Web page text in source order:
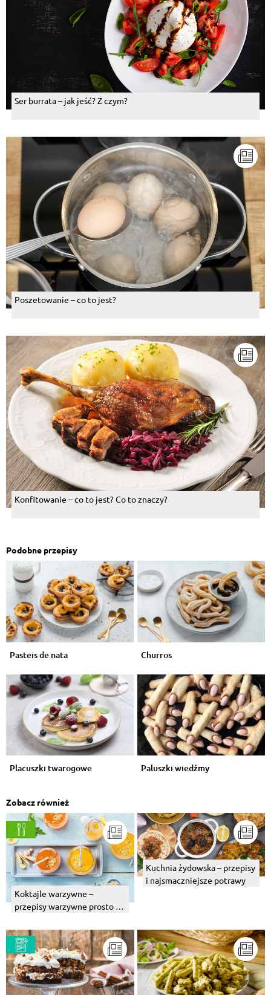
Ser burrata – jak jeść? Z czym?
Poszetowanie – co to jest?
Konfitowanie – co to jest? Co to znaczy?
Podobne przepisy
Pasteis de nata Churros
Placuszki twarogowe Paluszki wiedźmy
Zobacz również
Koktajle warzywne –
przepisy warzywne prosto z
Kuchnia żydowska – przepisy
i najsmaczniejsze potrawy